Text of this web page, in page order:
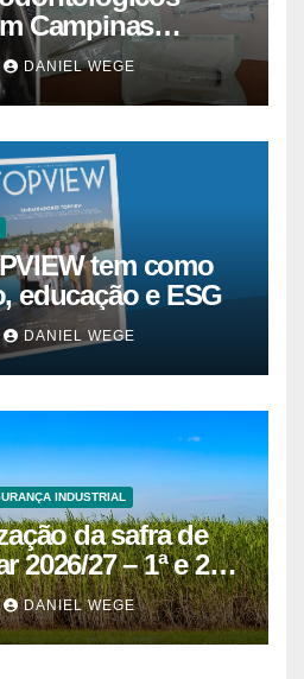
Campinas
DANIEL WEGE
tem como
educação e ESG
DANIEL WEGE
INDUSTRIAL
da safra de
2026/27 – 1ª e 2ª
DANIEL WEGE